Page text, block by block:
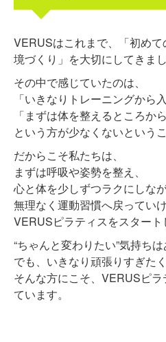
VERUSはこれまで、「初め
境づくり」を大切にしてきまし
その中で感じていたのは、
「いきなりトレーニングから
「まずは体を整えるところか
という方が少なくないというこ
だからこそ私たちは、
まずは呼吸や姿勢を整え、
心と体を少しずつラクにしなが
無理なく運動習慣へ戻ってい
VERUSピラティスをスタート
“ちゃんと変わりたい”気持ちは
でも、いきなり頑張りすぎたく
そんな方にこそ、VERUSピラ
ています。